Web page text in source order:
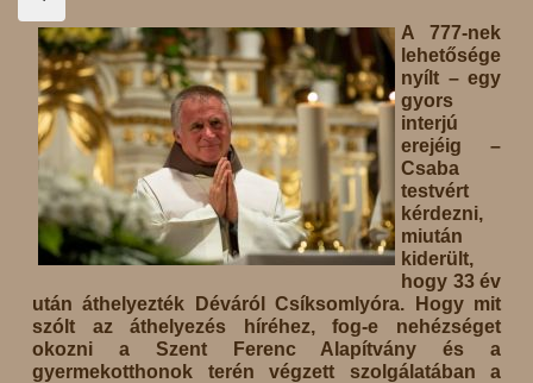
A 777-nek
lehetősége
nyílt – egy
gyors
interjú
erejéig –
Csaba
testvért
kérdezni,
miután
kiderült,
hogy 33 év
után áthelyezték Déváról Csíksomlyóra. Hogy mit
szólt az áthelyezés híréhez, fog-e nehézséget
okozni a Szent Ferenc Alapítvány és a
gyermekotthonok terén végzett szolgálatában a